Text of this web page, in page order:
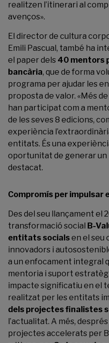
realitzen l’itinerari al
avenços».
El director de cultura
Emili Pascual, també ha
el paper dels 40 mentors
bancària, que de forma
programa per ajudar les
proposta de valor. «Més
han participat com a
de les seves 8 edicions,
experiència
entitats. És una
oportunitat de generar un
destacat.
Compromís per impulsar
Des del seu llançament el
transformació social B-
entitats socialsen el seu
innovadors i
a un enfocament integral
mentoria i suport
impacte significatiu en el
realitzat per les entitats
dels projectes finalistes
l’actualitat. A més,
projectes accelerats per